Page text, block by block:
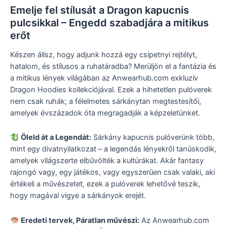
Emelje fel stílusát a Dragon kapucnis
pulcsikkal – Engedd szabadjára a mitikus
erőt
Készen állsz, hogy adjunk hozzá egy csipetnyi rejtélyt,
hatalom, és stílusos a ruhatáradba? Merüljön el a fantázia és
a mitikus lények világában az Anwearhub.com exkluzív
Dragon Hoodies kollekciójával. Ezek a hihetetlen pulóverek
nem csak ruhák; a félelmetes sárkánytan megtestesítői,
amelyek évszázadok óta megragadják a képzeletünket.
Öleld át a Legendát:Sárkány kapucnis pulóverünk több,
mint egy divatnyilatkozat – a legendás lényekről tanúskodik,
amelyek világszerte elbűvölték a kultúrákat. Akár fantasy
rajongó vagy, egy játékos, vagy egyszerűen csak valaki, aki
értékeli a művészetet, ezek a pulóverek lehetővé teszik,
hogy magával vigye a sárkányok erejét.
Eredeti tervek, Páratlan művészi:Az Anwearhub.com